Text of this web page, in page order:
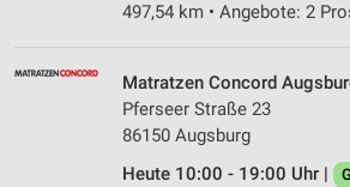
497,54 km • Angebote: 2
Matratzen Concord
Pferseer Straße 23
86150 Augsburg
Heute 10:00 - 19:00 Uhr |